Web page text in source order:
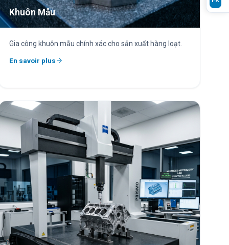
Khuôn Mẫu
Gia công khuôn mẫu chính xác cho sản xuất hàng loạt.
En savoir plus